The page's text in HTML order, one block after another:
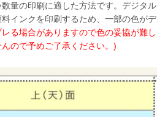
量の印刷に適した方法です。デジタ
インクを印刷するため、一部の色が
る場合がありますので色の妥協が難
ので予めご了承ください。)